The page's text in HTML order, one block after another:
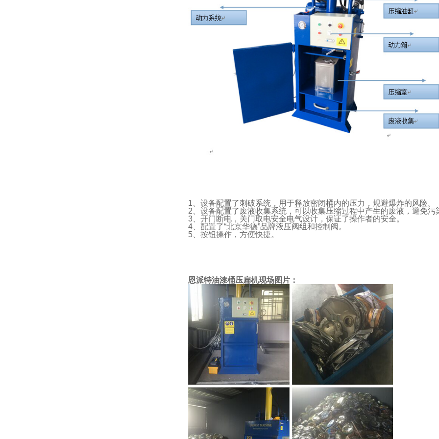
1、设备配置了刺破系统，用于释放密闭桶内的压力，规避爆炸的风险。
2、设备配置了废液收集系统，可以收集压缩过程中产生的废液，避免污
3、开门断电，关门取电安全电气设计，保证了操作者的安全。
4、配置了“北京华德”品牌液压阀组和控制阀。
5、按钮操作，方便快捷。
恩派特油漆桶压扁机现场图片：